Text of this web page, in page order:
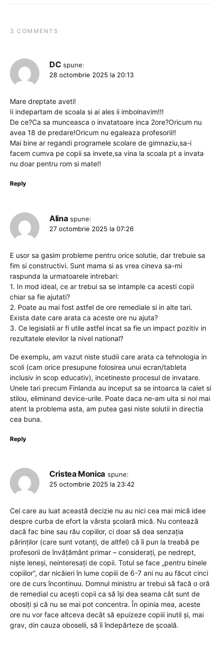
3 COMMENTS
DC spune:
28 octombrie 2025 la 20:13
Mare dreptate aveti!
Ii indepartam de scoala si ai ales ii imbolnavim!!!
De ce?Ca sa munceasca o invatatoare inca 2ore?Oricum nu
avea 18 de predare!Oricum nu egaleaza profesorii!!
Mai bine ar regandi programele scolare de gimnaziu,sa-i
facem cumva pe copii sa invete,sa vina la scoala pt a invata
nu doar pentru rom si mate!!
Reply
Alina spune:
27 octombrie 2025 la 07:26
E usor sa gasim probleme pentru orice solutie, dar trebuie sa
fim si constructivi. Sunt mama si as vrea cineva sa-mi
raspunda la urmatoarele intrebari:
1. In mod ideal, ce ar trebui sa se intample ca acesti copii
chiar sa fie ajutati?
2. Poate au mai fost astfel de ore remediale si in alte tari.
Exista date care arata ca aceste ore nu ajuta?
3. Ce legislatii ar fi utile astfel incat sa fie un impact pozitiv in
rezultatele elevilor la nivel national?
De exemplu, am vazut niste studii care arata ca tehnologia in
scoli (cam orice presupune folosirea unui ecran/tableta
inclusiv in scop educativ), incetineste procesul de invatare.
Unele tari precum Finlanda au inceput sa se intoarca la caiet si
stilou, eliminand device-urile. Poate daca ne-am uita si noi mai
atent la problema asta, am putea gasi niste solutii in directia
cea buna.
Reply
Cristea Monica spune:
25 octombrie 2025 la 23:42
Cei care au luat această decizie nu au nici cea mai mică idee
despre curba de efort la vârsta școlară mică. Nu contează
dacă fac bine sau rău copiilor, ci doar să dea senzația
părinților (care sunt votanți, de altfel) că îi pun la treabă pe
profesorii de învățământ primar – considerați, pe nedrept,
niște leneși, neinteresați de copii. Totul se face „pentru binele
copiilor”, dar nicăieri în lume copiii de 6-7 ani nu au făcut cinci
ore de curs încontinuu. Domnul ministru ar trebui să facă o oră
de remedial cu acești copii ca să își dea seama cât sunt de
obosiți și că nu se mai pot concentra. În opinia mea, aceste
ore nu vor face altceva decât să epuizeze copiii inutil și, mai
grav, din cauza oboselii, să îi îndepărteze de școală.